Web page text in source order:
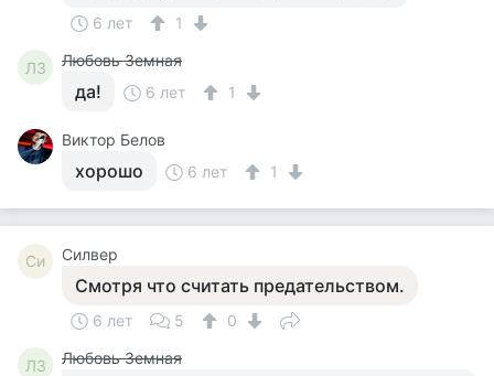
6 лет 1
ЛЗ Любовь Земная
да! 6 лет 1
Виктор Белов
хорошо 6 лет 1
Си Силвер
Смотря что считать предательством.
6 лет 5 0
ЛЗ Любовь Земная